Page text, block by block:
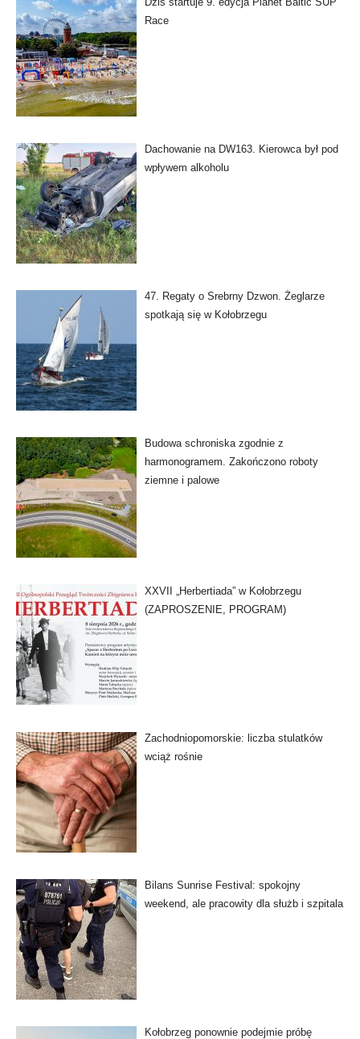
Race
Dachowanie na DW163. Kierowca był pod
wpływem alkoholu
47. Regaty o Srebrny Dzwon. Żeglarze
spotkają się w Kołobrzegu
Budowa schroniska zgodnie z
harmonogramem. Zakończono roboty
ziemne i palowe
XXVII „Herbertiada” w Kołobrzegu
(ZAPROSZENIE, PROGRAM)
Zachodniopomorskie: liczba stulatków
wciąż rośnie
Bilans Sunrise Festival: spokojny
weekend, ale pracowity dla służb i szpitala
Kołobrzeg ponownie podejmie próbę